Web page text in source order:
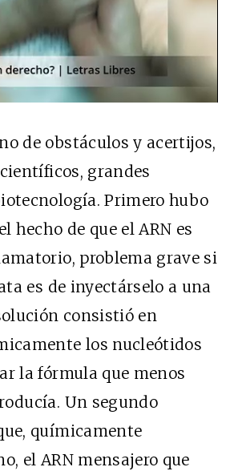
de obstáculos y acertijos,
grandes
Primero hubo
hecho de que el ARN es
problema grave si
es de inyectárselo a una
consistió en
los nucleótidos
la fórmula que menos
Un segundo
químicamente
el ARN mensajero que